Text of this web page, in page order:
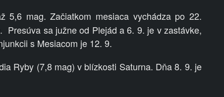
5,6 mag. Začiatkom mesiaca vychádza po 22.
Presúva sa južne od Plejád a 6. 9. je v zastávke,
s Mesiacom je 12. 9.
Ryby (7,8 mag) v blízkosti Saturna. Dňa 8. 9. je